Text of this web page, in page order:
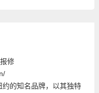
修
的知名品牌，以其独特